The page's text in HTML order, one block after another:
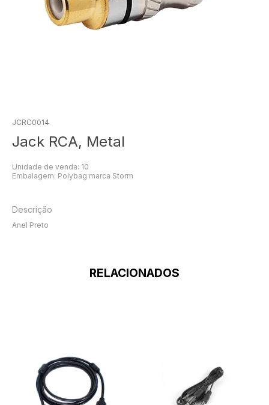
JCRC0014
Jack RCA, Metal
Unidade de venda: 10
Embalagem: Polybag marca Storm
Descrição
Anel Preto
RELACIONADOS